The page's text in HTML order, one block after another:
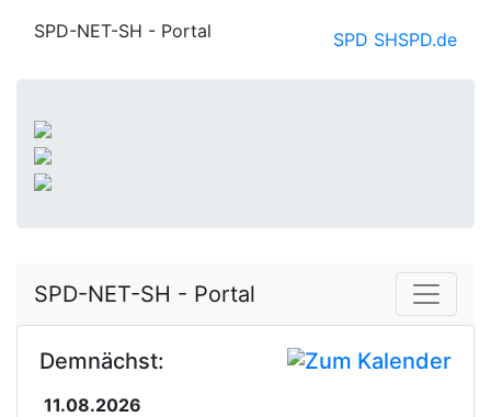
SPD-NET-SH - Portal SPD SHSPD.de
SPD-NET-SH - Portal
Demnächst:
11.08.2026